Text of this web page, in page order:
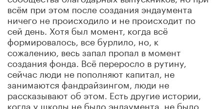
всём при этом после создания эндаумента
ничего не происходило и не происходит по
сей день. Хотя был момент, когда всё
формировалось, все бурлило, но, к
сожалению, весь запал пропал в момент
создания фонда. Всё переросло в рутину,
сейчас люди не пополняют капитал, не
занимаются фандрайзингом, люди не
рассказывают об этом. Есть другие истории,
когда у школы не было эндаумента, не было